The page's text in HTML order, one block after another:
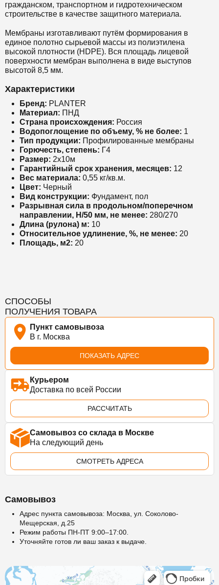
гражданском, транспортном и гидротехническом
строительстве в качестве защитного материала.
Мембраны изготавливают путём формирования в
единое полотно сырьевой массы из полиэтилена
высокой плотности (HDPE). Вся площадь лицевой
поверхности мембран выполнена в виде выступов
высотой 8,5 мм.
Характеристики
Бренд: PLANTER
Материал: ПНД
Страна происхождения: Россия
Водопоглощение по объему, % не более: 1
Тип продукции: Профилированные мембраны
Горючесть, степень: Г4
Размер: 2х10м
Гарантийный срок хранения, месяцев: 12
Вес материала: 0,55 кг/кв.м.
Цвет: Черный
Вид конструкции: Фундамент, пол
Разрывная сила в продольном/поперечном
направлении, Н/50 мм, не менее: 280/270
Длина (рулона) м: 10
Относительное удлинение, %, не менее: 20
Площадь, м2: 20
СПОСОБЫ
ПОЛУЧЕНИЯ ТОВАРА
Пункт самовывоза
В г. Москва
ПОКАЗАТЬ АДРЕС
Курьером
Доставка по всей России
РАССЧИТАТЬ
Самовывоз со склада в Москве
На следующий день
СМОТРЕТЬ АДРЕСА
Самовывоз
Адрес пункта самовывоза: Москва, ул. Соколово-
Мещерская, д.25
Режим работы ПН-ПТ 9:00–17:00.
Уточняйте готов ли ваш заказ к выдаче.